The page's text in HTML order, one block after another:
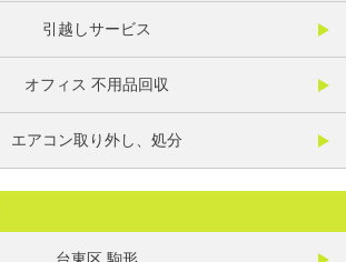
引越しサービス
オフィス 不用品回収
エアコン取り外し、処分